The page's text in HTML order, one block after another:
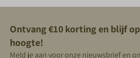
Ontvang €10 korting en blijf
hoogte!
Meld je aan voor onze nieuwsbrief en